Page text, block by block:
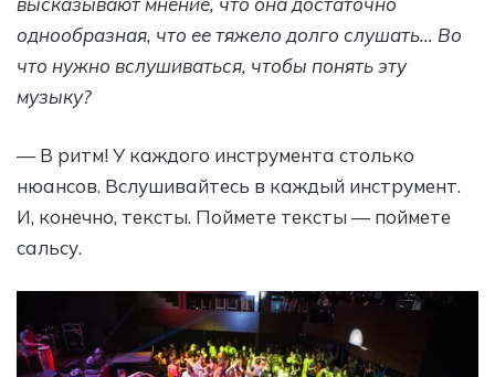
однообразная, что ее тяжело долго слушать… Во
что нужно вслушиваться, чтобы понять эту
музыку?
— В ритм! У каждого инструмента столько
нюансов. Вслушивайтесь в каждый инструмент.
И, конечно, тексты. Поймете тексты — поймете
сальсу.